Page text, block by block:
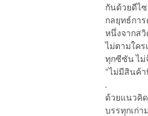
กันด้วยดีไ
กลยุทธ์กา
หนึ่งจากสวิ
ไม่ตามใคร
ทุกซีซัน ไม่
“ไม่มีสินค้า
.
ด้วยแนวคิด
บรรทุกเก่า